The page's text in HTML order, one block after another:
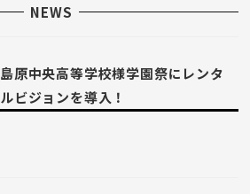
NEWS
島原中央高等学校様学園祭にレンタ
ルビジョンを導入！